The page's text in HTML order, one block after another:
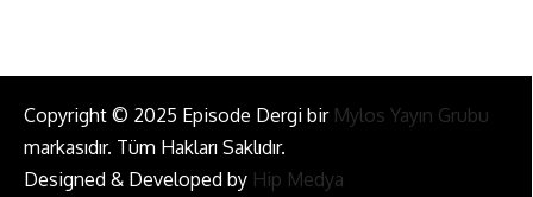
Copyright © 2025 Episode Dergi bir Mylos Yayın Grubu
markasıdır. Tüm Hakları Saklıdır.
Designed & Developed by Hip Medya